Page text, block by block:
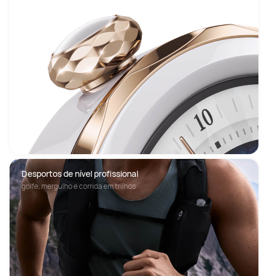
Desportos de nível profissional
golfe, mergulho e corrida em trilhos